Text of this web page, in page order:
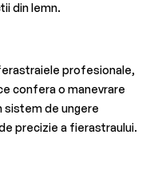
din lemn.
profesionale,
confera o manevrare
sistem de ungere
precizie a fierastraului.